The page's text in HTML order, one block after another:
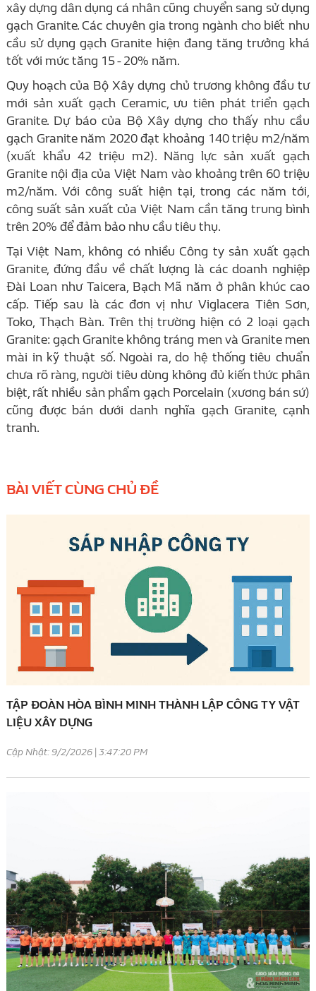
xây dựng dân dụng cá nhân cũng chuyển sang sử dụng
gạch Granite. Các chuyên gia trong ngành cho biết nhu
cầu sử dụng gạch Granite hiện đang tăng trưởng khá
tốt với mức tăng 15 - 20% năm.
Quy hoạch của Bộ Xây dựng chủ trương không đầu tư
mới sản xuất gạch Ceramic, ưu tiên phát triển gạch
Granite. Dự báo của Bộ Xây dựng cho thấy nhu cầu
gạch Granite năm 2020 đạt khoảng 140 triệu m2/năm
(xuất khẩu 42 triệu m2). Năng lực sản xuất gạch
Granite nội địa của Việt Nam vào khoảng trên 60 triệu
m2/năm. Với công suất hiện tại, trong các năm tới,
công suất sản xuất của Việt Nam cần tăng trung bình
trên 20% để đảm bảo nhu cầu tiêu thụ.
Tại Việt Nam, không có nhiều Công ty sản xuất gạch
Granite, đứng đầu về chất lượng là các doanh nghiệp
Đài Loan như Taicera, Bạch Mã năm ở phân khúc cao
cấp. Tiếp sau là các đơn vị như Viglacera Tiên Sơn,
Toko, Thạch Bàn. Trên thị trường hiện có 2 loại gạch
Granite: gạch Granite không tráng men và Granite men
mài in kỹ thuật số. Ngoài ra, do hệ thống tiêu chuẩn
chưa rõ ràng, người tiêu dùng không đủ kiến thức phân
biệt, rất nhiều sản phẩm gạch Porcelain (xương bán sứ)
cũng được bán dưới danh nghĩa gạch Granite, cạnh
tranh.
BÀI VIẾT CÙNG CHỦ ĐỀ
TẬP ĐOÀN HÒA BÌNH MINH THÀNH LẬP CÔNG TY VẬT
LIỆU XÂY DỰNG
Cập Nhật: 9/2/2026 | 3:47:20 PM